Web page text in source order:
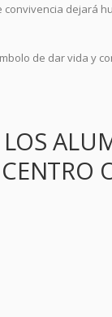
dejará
de dar vida y